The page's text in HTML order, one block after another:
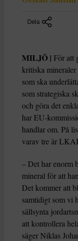
Dela
MILJÖ | För att
kritiska
som ska
som strategiska
och göra det
har EU-
handlar om. På
varav tre är
– Det har enorm
mineral för att
Det kommer att
samtidigt som vi
sällsynta
att kontrollera
säger Niklas